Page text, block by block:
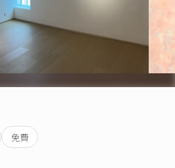
免費